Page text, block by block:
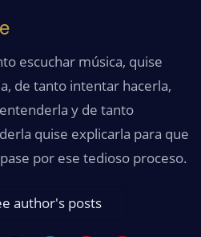
escuchar música, quise
de tanto intentar hacerla,
y de tanto
quise explicarla para que
por ese tedioso proceso.
author's posts